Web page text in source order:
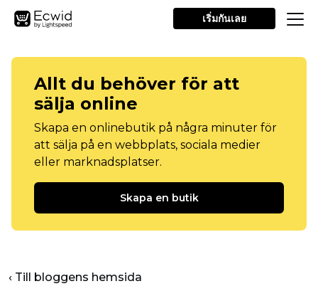
เริ่มกันเลย
Allt du behöver för att
sälja online
Skapa en onlinebutik på några minuter för
att sälja på en webbplats, sociala medier
eller marknadsplatser.
Skapa en butik
‹ Till bloggens hemsida